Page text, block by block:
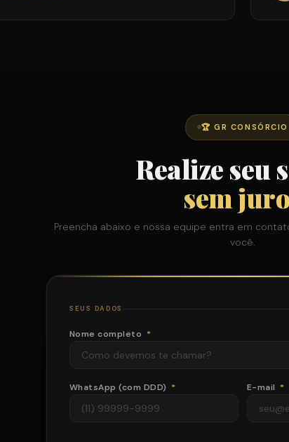
🏆 GR CONSÓRCIO
Realize seu
sem
Preencha abaixo e nossa equipe entra em
você.
SEUS DADOS
Nome completo *
WhatsApp (com DDD) * E-mail *